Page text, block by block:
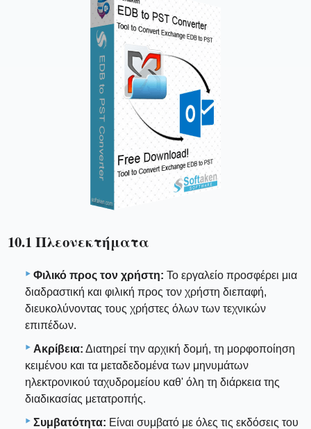
10.1 Πλεονεκτήματα
Φιλικό προς τον χρήστη: Το εργαλείο προσφέρει μια
διαδραστική και φιλική προς τον χρήστη διεπαφή,
διευκολύνοντας τους χρήστες όλων των τεχνικών
επιπέδων.
Ακρίβεια: Διατηρεί την αρχική δομή, τη μορφοποίηση
κειμένου και τα μεταδεδομένα των μηνυμάτων
ηλεκτρονικού ταχυδρομείου καθ' όλη τη διάρκεια της
διαδικασίας μετατροπής.
Συμβατότητα: Είναι συμβατό με όλες τις εκδόσεις του